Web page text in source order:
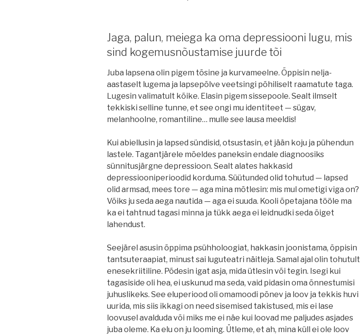
Jaga, palun, meiega ka oma depressiooni lugu, mis
sind kogemusnõustamise juurde tõi
Juba lapsena olin pigem tõsine ja kurvameelne. Õppisin nelja-
aastaselt lugema ja lapsepõlve veetsingi põhiliselt raamatute taga.
Lugesin valimatult kõike. Elasin pigem sissepoole. Sealt ilmselt
tekkiski selline tunne, et see ongi mu identiteet — sügav,
melanhoolne, romantiline… mulle see lausa meeldis!
Kui abiellusin ja lapsed sündisid, otsustasin, et jään koju ja pühendun
lastele. Tagantjärele mõeldes paneksin endale diagnoosiks
sünnitusjärgne depressioon. Sealt alates hakkasid
depressiooniperioodid korduma. Süütunded olid tohutud — lapsed
olid armsad, mees tore — aga mina mõtlesin: mis mul ometigi viga on?
Võiks ju seda aega nautida — aga ei suuda. Kooli õpetajana tööle ma
ka ei tahtnud tagasi minna ja tükk aega ei leidnudki seda õiget
lahendust.
Seejärel asusin õppima psühholoogiat, hakkasin joonistama, õppisin
tantsuteraapiat, minust sai luguteatri näitleja. Samal ajal olin tohutult
enesekriitiline. Põdesin igat asja, mida ütlesin või tegin. Isegi kui
tagasiside oli hea, ei uskunud ma seda, vaid pidasin oma õnnestumisi
juhuslikeks. See eluperiood oli omamoodi põnev ja loov ja tekkis huvi
uurida, mis siis ikkagi on need sisemised takistused, mis ei lase
loovusel avalduda või miks me ei näe kui loovad me paljudes asjades
juba oleme. Ka elu on ju looming. Ütleme, et ah, mina küll ei ole loov